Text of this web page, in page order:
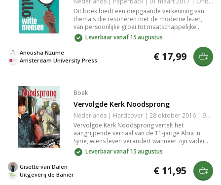
Dit boek biedt een diepgaande verkenning van
thema's die resoneren met de moderne lezer,
van persoonlijke groei tot maatschappelijke
uitdagingen. Met meeslepende verhalen en
krachtige inzichten krijg je een scherpere kijk op
jezelf en de wereld om je heen. Dit werk is een
must-read voor iedereen die behoefte heeft aan
betekenisvolle reflectie en inspiratie.
Leverbaar vanaf 15 augustus
Amsterdam University Press
Anousha Nzume € 17,99
Boek
Vervolgde Kerk Noodsprong
Nederlands | Hardcover | 28 oktober 2016 | 9789402901375
Vervolgde Kerk Noodsprong vertelt het
aangrijpende verhaal van de 11-jarige Abia in
Syrië, wiens leven verandert wanneer zijn vader
Elias zijn geloof opgeeft. Na een onveilige
onthulling vlucht Elias naar Europa, terwijl Abia en
geconfronteerd met angst en onzekerheid. Dit
indrukwekkende boek biedt een indringende blik
Leverbaar vanaf 15 augustus
Uitgeverij de Banier
Gisette van Dalen € 11,95